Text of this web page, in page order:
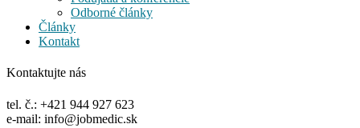
Odborné články
Články
Kontakt
Kontaktujte nás
tel. č.: +421 944 927 623
e-mail: info@jobmedic.sk